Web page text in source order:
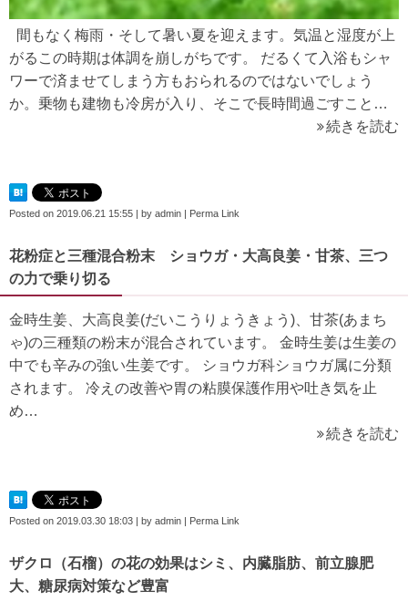
間もなく梅雨・そして暑い夏を迎えます。気温と湿度が上
がるこの時期は体調を崩しがちです。 だるくて入浴もシャ
ワーで済ませてしまう方もおられるのではないでしょう
か。乗物も建物も冷房が入り、そこで長時間過ごすこと…
続きを読む
Posted on 2019.06.21 15:55 | by admin | Perma Link
花粉症と三種混合粉末 ショウガ・大高良姜・甘茶、三つ
の力で乗り切る
金時生姜、大高良姜(だいこうりょうきょう)、甘茶(あまち
ゃ)の三種類の粉末が混合されています。 金時生姜は生姜の
中でも辛みの強い生姜です。 ショウガ科ショウガ属に分類
されます。 冷えの改善や胃の粘膜保護作用や吐き気を止
め…
続きを読む
Posted on 2019.03.30 18:03 | by admin | Perma Link
ザクロ（石榴）の花の効果はシミ、内臓脂肪、前立腺肥
大、糖尿病対策など豊富